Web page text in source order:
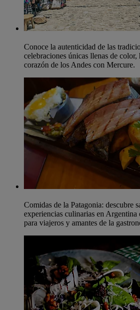
Conoce la autenticidad de las
celebraciones únicas llenas de
corazón de los Andes con Mercure.
Comidas de la Patagonia: descubre
experiencias culinarias en Argentina
para viajeros y amantes de la